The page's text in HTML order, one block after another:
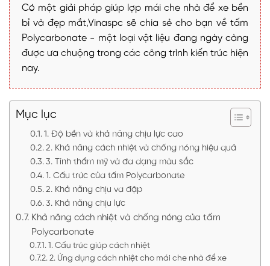
Có một giải pháp giúp lợp mái che nhà để xe bền
bỉ và đẹp mắt,Vinaspc sẽ chia sẻ cho bạn về tấm
Polycarbonate - một loại vật liệu đang ngày càng
được ưa chuộng trong các công trình kiến trúc hiện
nay.
Mục lục
1. Độ bền và khả năng chịu lực cao
2. Khả năng cách nhiệt và chống nóng hiệu quả
3. Tính thẩm mỹ và đa dạng màu sắc
1. Cấu trúc của tấm Polycarbonate
2. Khả năng chịu va đập
3. Khả năng chịu lực
Khả năng cách nhiệt và chống nóng của tấm
Polycarbonate
1. Cấu trúc giúp cách nhiệt
2. Ứng dụng cách nhiệt cho mái che nhà để xe